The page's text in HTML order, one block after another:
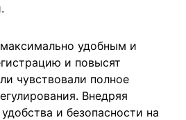
удобным и
и повысят
чувствовали полное
Внедряя
и безопасности на